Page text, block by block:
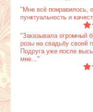
"Мне всё понравилось,
пунктуальность и
"Заказывала огромный
розы на свадьбу своей
Подруга уже после
мне..."